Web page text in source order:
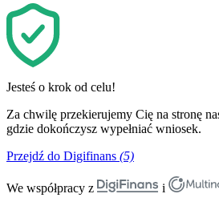
Jesteś o krok od celu!
Za chwilę przekierujemy Cię na stronę
gdzie dokończysz wypełniać wniosek.
Przejdź do Digifinans (5)
We współpracy z i